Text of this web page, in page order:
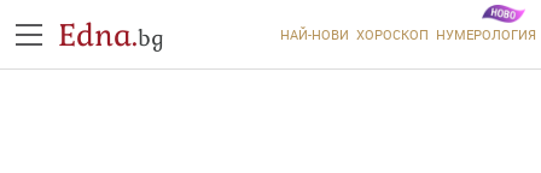
Edna.bg НАЙ-НОВИ ХОРОСКОП НУМЕРОЛОГИЯ